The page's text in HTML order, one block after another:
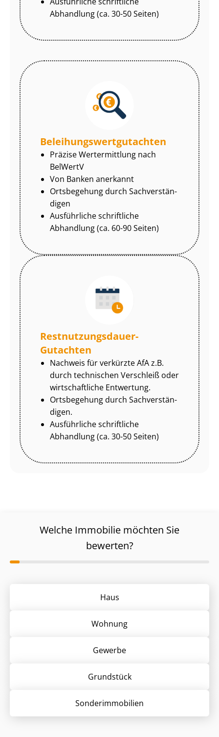
Abhandlung (ca. 30-50 Seiten)
Be­lei­hungs­wert­gut­ach­ten
Präzise Wertermittlung nach
BelWertV
Von Banken anerkannt
Ortsbegehung durch Sach­ver­stän­
di­gen
Ausführliche schriftliche
Abhandlung (ca. 60-90 Seiten)
Rest­nut­zungs­dau­er-
Gutachten
Nachweis für verkürzte AfA z.B.
durch technischen Verschleiß oder
wirtschaftliche Entwertung.
Ortsbegehung durch Sach­ver­stän­
di­gen.
Ausführliche schriftliche
Abhandlung (ca. 30-50 Seiten)
Welche Immobilie möchten Sie
bewerten?
Haus
Wohnung
Gewerbe
Grund­stück
Sonder­immobilien